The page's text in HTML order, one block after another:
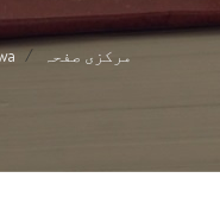
مرکزی صفحہ